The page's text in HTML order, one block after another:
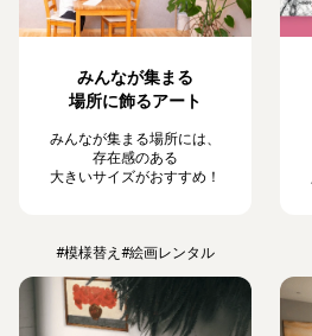
みんなが集まる
場所に飾るアート
みんなが集まる場所には、
存在感のある
大きいサイズがおすすめ！
#模様替え #絵画レンタル